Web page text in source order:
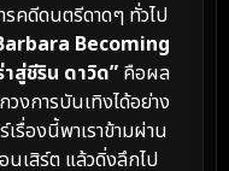
คดีดนตรีดาดๆ ทั่วไป
Becoming
สู่ชีริน ดาวิด” คือผล
วงการบันเทิงได้อย่าง
องนี้พาเราข้ามผ่าน
สิร์ต แล้วดิ่งลึกไป